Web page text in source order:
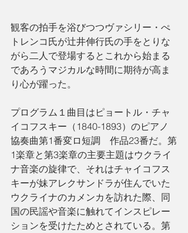
観客の拍手を浴びつつヴァシリー・ぺ
トレンコ氏が辻井伸行氏の手をとりな
がら二人で登場するとこれから始まる
であろうマジカルな時間に期待が高ま
り心が躍った。
プログラム１曲目はピョートル・チャ
イコフスキー（1840-1893）のピアノ
協奏曲第1番変ロ短調　作品23番だ。第
1楽章と第3楽章の主要主題はウクライ
ナ音楽の旋律で、それはチャイコフス
キーが妹アレクサンドラが住んでいた
ウクライナのカメンカを訪れた際、同
国の民謡や音楽に触れてインスピレー
ションを受けたためとされている。第